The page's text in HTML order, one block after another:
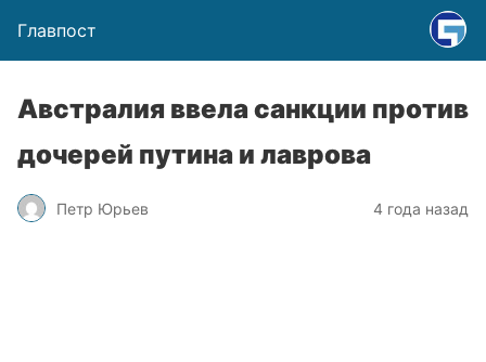
Главпост
Австралия ввела санкции против
дочерей путина и лаврова
Петр Юрьев 4 года назад